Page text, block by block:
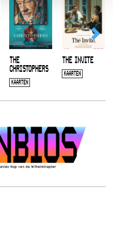
THE
CHRISTOPHERS
KAARTEN
THE INVITE
KAARTEN